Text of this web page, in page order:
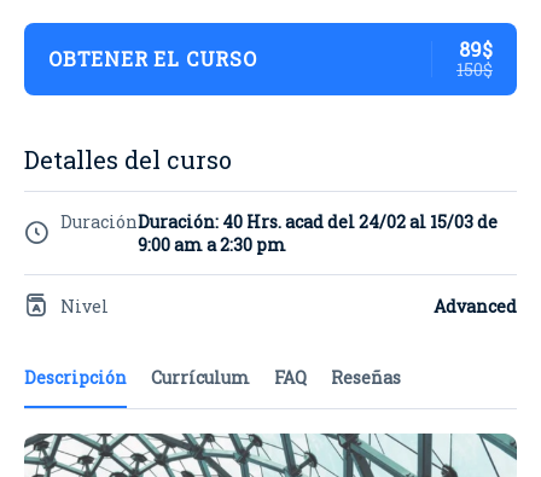
Descripción Currículum FAQ Reseñas
OBTENER EL CURSO 89$
150$
Detalles del curso
DuraciónDuración: 40 Hrs. acad del 24/02 al 15/03 de
9:00 am a 2:30 pm
Nivel Advanced